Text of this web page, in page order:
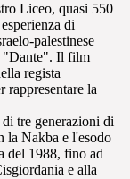
Liceo, quasi 550
di
palestinese
"Dante". Il film
regista
rappresentare la
tre generazioni di
la Nakba e l'esodo
del 1988, fino ad
e alla